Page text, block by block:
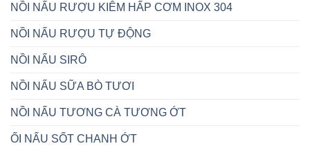
NỒI NẤU RƯỢU KIÊM HẤP CƠM INOX 304
NỒI NẤU RƯỢU TỰ ĐỘNG
NỒI NẤU SIRÔ
NỒI NẤU SỮA BÒ TƯƠI
NỒI NẤU TƯƠNG CÀ TƯƠNG ỚT
ỐI NẤU SỐT CHANH ỚT